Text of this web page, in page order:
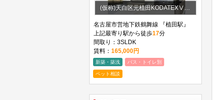
(仮称)天白区元植田KODATEXⅤ B棟
名古屋市営地下鉄鶴舞線 『植田駅』
上記最寄り駅から徒歩17分
間取り：3SLDK
賃料： 165,000円
新築・築浅 バス・トイレ別
ペット相談